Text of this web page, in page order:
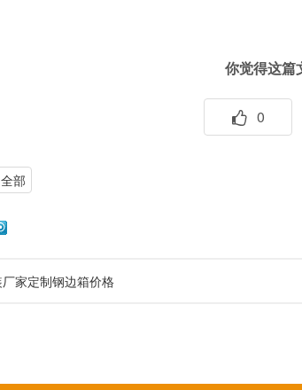
你觉得这篇
0
全部
家定制钢边箱价格